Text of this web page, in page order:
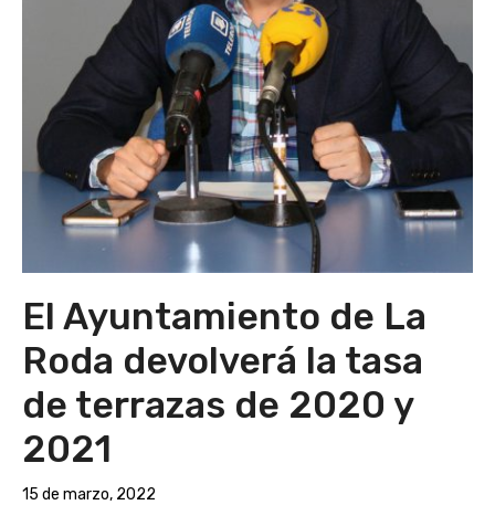
El Ayuntamiento de La
Roda devolverá la tasa
de terrazas de 2020 y
2021
15 de marzo, 2022